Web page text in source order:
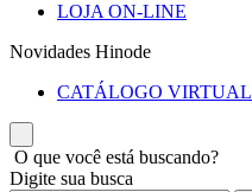
LOJA ON-LINE
Novidades Hinode
CATÁLOGO VIRTUAL
O que você está buscando?
Digite sua busca